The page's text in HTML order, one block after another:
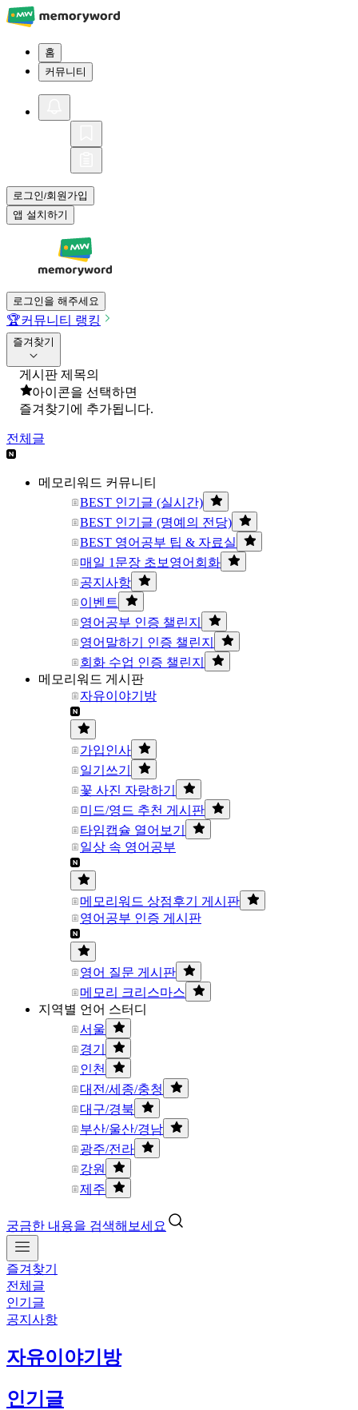
홈
커뮤니티
로그인/회원가입
앱 설치하기
로그인을 해주세요
🏆커뮤니티 랭킹
즐겨찾기
게시판 제목의
아이콘을 선택하면
즐겨찾기에 추가됩니다.
전체글
메모리워드 커뮤니티
BEST 인기글 (실시간)
BEST 인기글 (명예의 전당)
BEST 영어공부 팁 & 자료실
매일 1문장 초보영어회화
공지사항
이벤트
영어공부 인증 챌린지
영어말하기 인증 챌린지
회화 수업 인증 챌린지
메모리워드 게시판
자유이야기방
가입인사
일기쓰기
꽃 사진 자랑하기
미드/영드 추천 게시판
타임캡슐 열어보기
일상 속 영어공부
메모리워드 상점후기 게시판
영어공부 인증 게시판
영어 질문 게시판
메모리 크리스마스
지역별 언어 스터디
서울
경기
인천
대전/세종/충청
대구/경북
부산/울산/경남
광주/전라
강원
제주
궁금한 내용을 검색해보세요
즐겨찾기
전체글
인기글
공지사항
자유이야기방
인기글